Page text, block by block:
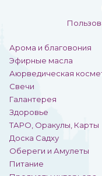
Арома и благовония
Эфирные масла
Аюрведическая
Свечи
Галантерея
Здоровье
ТАРО, Оракулы, Карты
Доска Садху
Обереги и Амулеты
Питание